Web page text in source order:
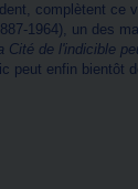
complètent ce
1964), un des
Cité de l'indicible
peut enfin bientôt